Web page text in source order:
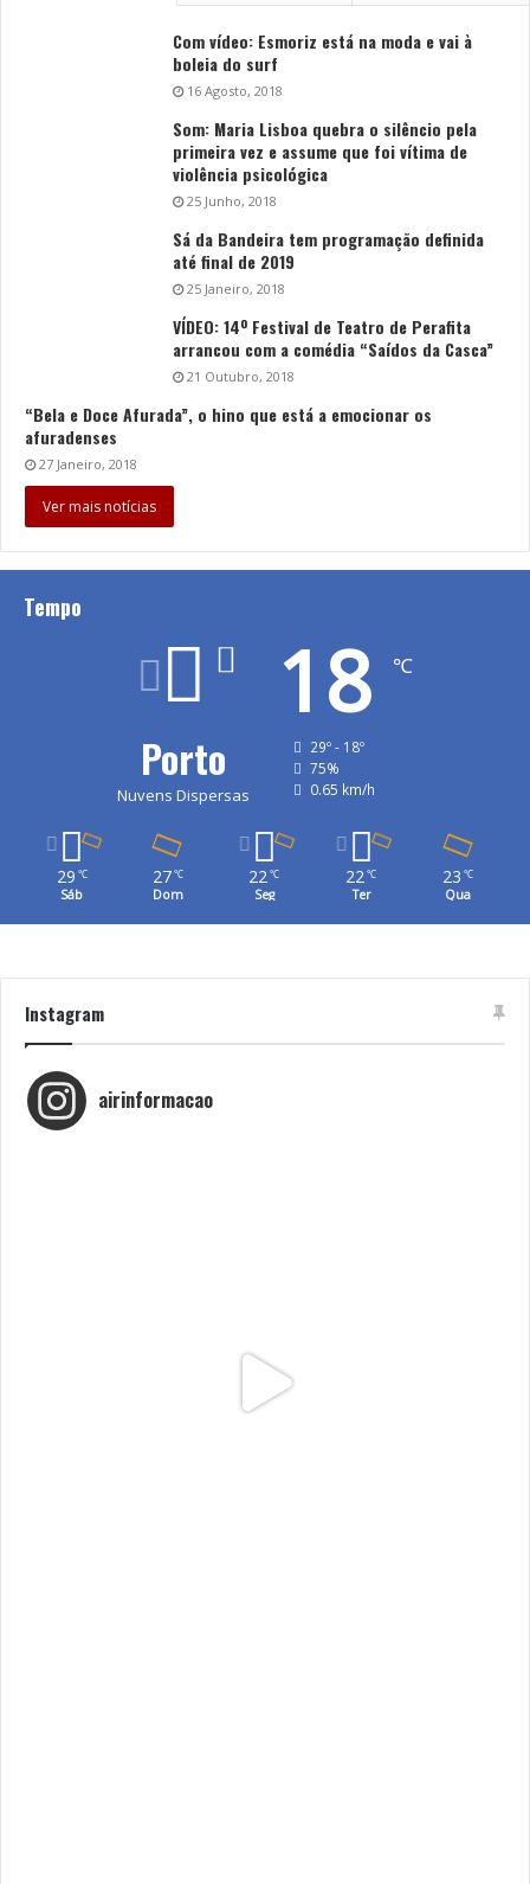
Com vídeo: Esmoriz está na moda e vai à
boleia do surf
16 Agosto, 2018
Som: Maria Lisboa quebra o silêncio pela
primeira vez e assume que foi vítima de
violência psicológica
25 Junho, 2018
Sá da Bandeira tem programação definida
até final de 2019
25 Janeiro, 2018
VÍDEO: 14º Festival de Teatro de Perafita
arrancou com a comédia “Saídos da Casca”
21 Outubro, 2018
“Bela e Doce Afurada”, o hino que está a emocionar os
afuradenses
27 Janeiro, 2018
Ver mais notícias
Tempo
Porto
Nuvens Dispersas
18 ℃
29º - 18º
75%
0.65 km/h
29 ℃
Sáb
27 ℃
Dom
22℃
Seg
22℃
Ter
23 ℃
Qua
Instagram
airinformacao